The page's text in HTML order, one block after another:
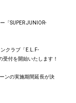
「SUPER JUNIOR-
クラブ「E.L.F-
付を開始いたします！
ンの実施期間延長が決